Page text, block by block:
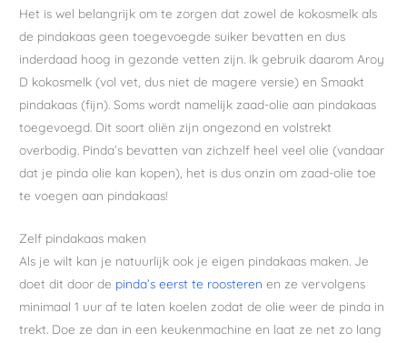
Het is wel belangrijk om te zorgen dat zowel de kokosmelk als
de pindakaas geen toegevoegde suiker bevatten en dus
inderdaad hoog in gezonde vetten zijn. Ik gebruik daarom Aroy
D kokosmelk (vol vet, dus niet de magere versie) en Smaakt
pindakaas (fijn). Soms wordt namelijk zaad-olie aan pindakaas
toegevoegd. Dit soort oliën zijn ongezond en volstrekt
overbodig. Pinda’s bevatten van zichzelf heel veel olie (vandaar
dat je pinda olie kan kopen), het is dus onzin om zaad-olie toe
te voegen aan pindakaas!
Zelf pindakaas maken
Als je wilt kan je natuurlijk ook je eigen pindakaas maken. Je
doet dit door de pinda’s eerst te roosteren en ze vervolgens
minimaal 1 uur af te laten koelen zodat de olie weer de pinda in
trekt. Doe ze dan in een keukenmachine en laat ze net zo lang